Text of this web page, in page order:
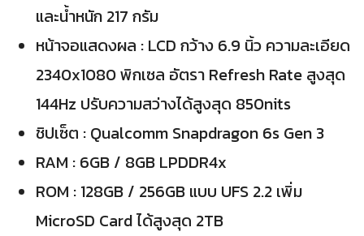
และน้ำหนัก 217 กรัม
หน้าจอแสดงผล : LCD กว้าง 6.9 นิ้ว ความละเอียด
2340x1080 พิกเซล อัตรา Refresh Rate สูงสุด
144Hz ปรับความสว่างได้สูงสุด 850nits
ชิปเซ็ต : Qualcomm Snapdragon 6s Gen 3
RAM : 6GB / 8GB LPDDR4x
ROM : 128GB / 256GB แบบ UFS 2.2 เพิ่ม
MicroSD Card ได้สูงสุด 2TB